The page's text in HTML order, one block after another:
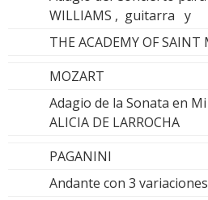
WILLIAMS , guitarra y
THE ACADEMY OF
MOZART
Adagio de la Sonata en
ALICIA DE LARROCHA
PAGANINI
Andante con 3